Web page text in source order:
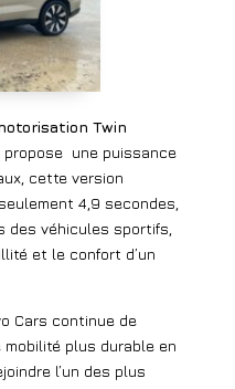
Twin
propose une puissance
cette version
4,9 secondes,
des véhicules sportifs,
et le confort d’un
Cars continue de
plus durable en
l’un des plus